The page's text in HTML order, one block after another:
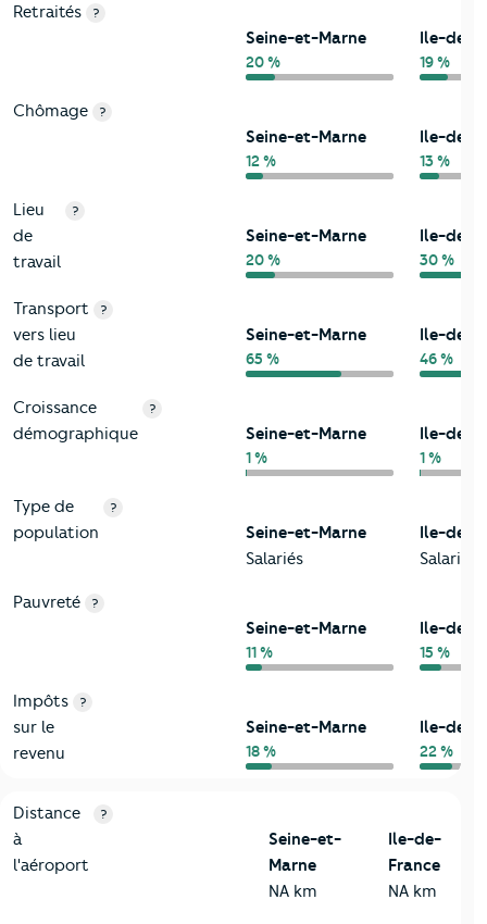
Retraités ?
Seine-et-Marne
20 %
Ile-de-
19 %
Chômage ?
Seine-et-Marne
12 %
Ile-de-
13 %
Lieu
de
travail
?
Seine-et-Marne
20 %
Ile-de-
30 %
Transport
vers lieu
de travail
?
Seine-et-Marne
65 %
Ile-de-
46 %
Croissance
démographique
?
Seine-et-Marne
1 %
Ile-de-
1 %
Type de
population
?
Seine-et-Marne
Salariés
Ile-de-
Salariés
Pauvreté ?
Seine-et-Marne
11 %
Ile-de-
15 %
Impôts
sur le
revenu
?
Seine-et-Marne
18 %
Ile-de-
22 %
3-Environnement
Critères Seine-et-Marne
Distance
à
l'aéroport
?
Seine-et-
Marne
NA km
Ile-de-
France
NA km